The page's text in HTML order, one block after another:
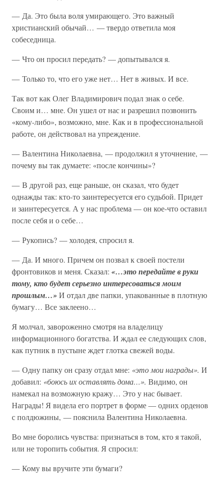
— Да. Это была воля умирающего. Это важный
христианский обычай… — твердо ответила моя
собеседница.
— Что он просил передать? — допытывался я.
— Только то, что его уже нет… Нет в живых. И все.
Так вот как Олег Владимирович подал знак о себе.
Своим и… мне. Он ушел от нас и разрешил позвонить
«кому-либо», возможно, мне. Как и в профессиональной
работе, он действовал на упреждение.
— Валентина Николаевна, — продолжил я уточнение, —
почему вы так думаете: «после кончины»?
— В другой раз, еще раньше, он сказал, что будет
однажды так: кто-то заинтересуется его судьбой. Придет
и заинтересуется. А у нас проблема — он кое-что оставил
после себя и о себе…
— Рукопись? — холодея, спросил я.
— Да. И много. Причем он позвал к своей постели
фронтовиков и меня. Сказал: «…это передайте в руки
тому, кто будет серьезно интересоваться моим
прошлым…»И отдал две папки, упакованные в плотную
бумагу… Все заклеено…
Я молчал, завороженно смотря на владелицу
информационного богатства. И ждал ее следующих слов,
как путник в пустыне ждет глотка свежей воды.
— Одну папку он сразу отдал мне: «это мои награды». И
добавил: «боюсь их оставлять дома…». Видимо, он
намекал на возможную кражу… Это у нас бывает.
Награды! Я видела его портрет в форме — одних орденов
с полдюжины, — пояснила Валентина Николаевна.
Во мне боролись чувства: признаться в том, кто я такой,
или не торопить события. Я спросил:
— Кому вы вручите эти бумаги?